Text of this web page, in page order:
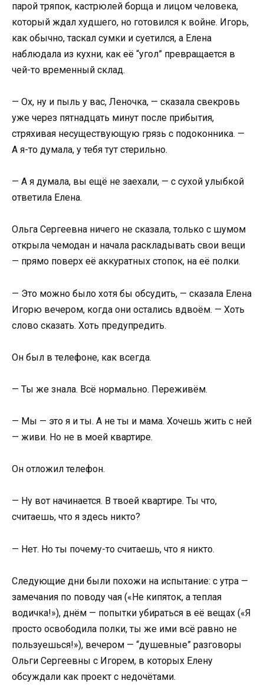
парой тряпок, кастрюлей борща и лицом человека,
который ждал худшего, но готовился к войне. Игорь,
как обычно, таскал сумки и суетился, а Елена
наблюдала из кухни, как её “угол” превращается в
чей-то временный склад.
— Ох, ну и пыль у вас, Леночка, — сказала свекровь
уже через пятнадцать минут после прибытия,
стряхивая несуществующую грязь с подоконника. —
А я-то думала, у тебя тут стерильно.
— А я думала, вы ещё не заехали, — с сухой улыбкой
ответила Елена.
Ольга Сергеевна ничего не сказала, только с шумом
открыла чемодан и начала раскладывать свои вещи
— прямо поверх её аккуратных стопок, на её полки.
— Это можно было хотя бы обсудить, — сказала Елена
Игорю вечером, когда они остались вдвоём. — Хоть
слово сказать. Хоть предупредить.
Он был в телефоне, как всегда.
— Ты же знала. Всё нормально. Переживём.
— Мы — это я и ты. А не ты и мама. Хочешь жить с ней
— живи. Но не в моей квартире.
Он отложил телефон.
— Ну вот начинается. В твоей квартире. Ты что,
считаешь, что я здесь никто?
— Нет. Но ты почему-то считаешь, что я никто.
Следующие дни были похожи на испытание: с утра —
замечания по поводу чая («Не кипяток, а теплая
водичка!»), днём — попытки убираться в её вещах («Я
просто освободила полки, ты же ими всё равно не
пользуешься!»), вечером — “душевные” разговоры
Ольги Сергеевны с Игорем, в которых Елену
обсуждали как проект с недочётами.